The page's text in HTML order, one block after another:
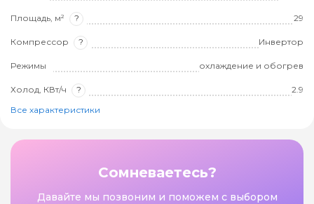
Площадь, м² ? 29
Компрессор ? Инвертор
Режимы охлаждение и обогрев
Холод, КВт/ч ?
2.9
Все характеристики
Сомневаетесь?
Давайте мы позвоним и поможем с выбором